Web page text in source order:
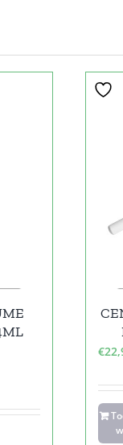
€